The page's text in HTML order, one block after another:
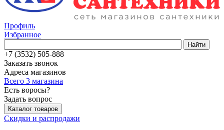
Профиль
Избранное
Найти
+7 (3532) 505-888
Заказать звонок
Адреса магазинов
Всего 3 магазина
Есть воросы?
Задать вопрос
Каталог товаров
Скидки и распродажи